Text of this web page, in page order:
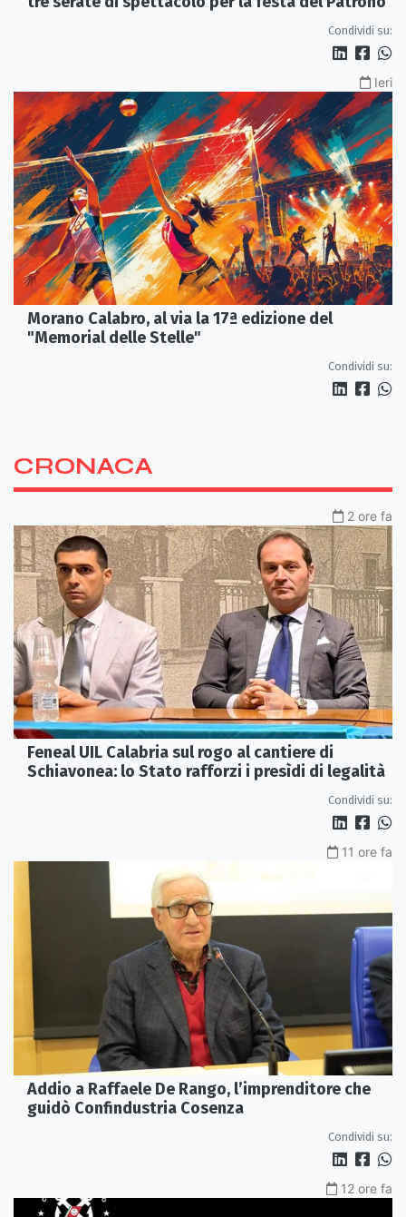
Condividi su:
Ieri
Morano Calabro, al via la 17ª edizione del
"Memorial delle Stelle"
Condividi su:
CRONACA
2 ore fa
Feneal UIL Calabria sul rogo al cantiere di
Schiavonea: lo Stato rafforzi i presìdi di legalità
Condividi su:
11 ore fa
Addio a Raffaele De Rango, l’imprenditore che
guidò Confindustria Cosenza
Condividi su:
12 ore fa